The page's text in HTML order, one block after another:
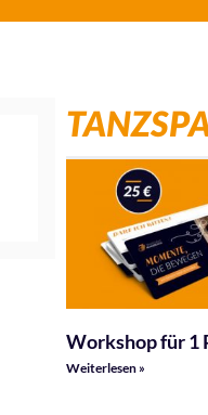
Workshop für 1
Weiterlesen »